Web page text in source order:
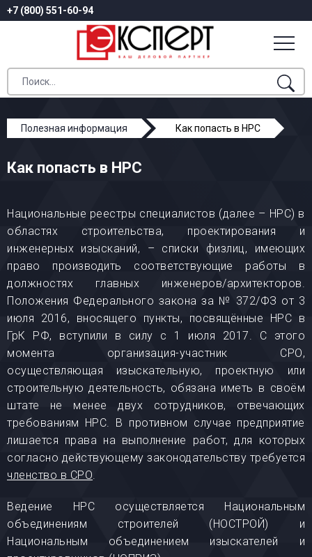
+7 (800) 551-60-94
Полезная информация Как попасть в НРС
Как попасть в НРС
Национальные реестры специалистов (далее – НРС) в
областях строительства, проектирования и
инженерных изысканий, – списки физлиц, имеющих
право производить соответствующие работы в
должностях главных инженеров/архитекторов.
Положения Федерального закона за № 372/ФЗ от 3
июля 2016, вносящего пункты, посвящённые НРС в
ГрК РФ, вступили в силу с 1 июля 2017. С этого
момента организация-участник СРО,
осуществляющая изыскательную, проектную или
строительную деятельность, обязана иметь в своём
штате не менее двух сотрудников, отвечающих
требованиям НРС. В противном случае предприятие
лишается права на выполнение работ, для которых
согласно действующему законодательству требуется
членство в СРО.
Ведение НРС осуществляется Национальным
объединениям строителей (НОСТРОЙ) и
Национальным объединением изыскателей и